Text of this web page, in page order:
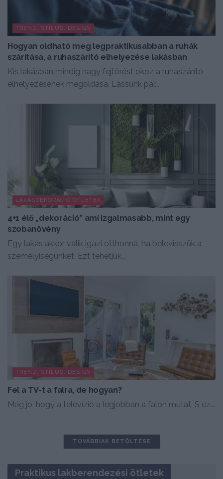
TREND, STÍLUS, DESIGN
Hogyan oldható meg legpraktikusabban a ruhák
szárítása, a ruhaszárító elhelyezése lakásban
Kis lakásban mindig nagy fejtörést okoz a ruhaszárító
elhelyezésének megoldása. Lássunk pár...
LAKÁSDEKORÁCIÓ ÖTLETEK
4+1 élő „dekoráció” ami izgalmasabb, mint egy
szobanövény
Egy lakás akkor válik igazi otthonná, ha belevisszük a
személyiségünket. Ezt tehetjük...
TREND, STÍLUS, DESIGN
Fel a TV-t a falra, de hogyan?
Még jó, hogy a televízió a legjobban a falon mutat. S ez...
TOVÁBBIAK BETÖLTÉSE
Praktikus lakberendezési ötletek